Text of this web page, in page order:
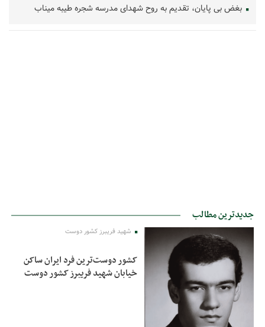
بغض بی پایان، تقدیم به روح شهدای مدرسه شجره طیبه میناب
جدیدترین مطالب
شهید فریبرز کشور دوست
کشور دوست‌ترین فرد ایران ساکن
خیابان شهید فریبرز کشور دوست